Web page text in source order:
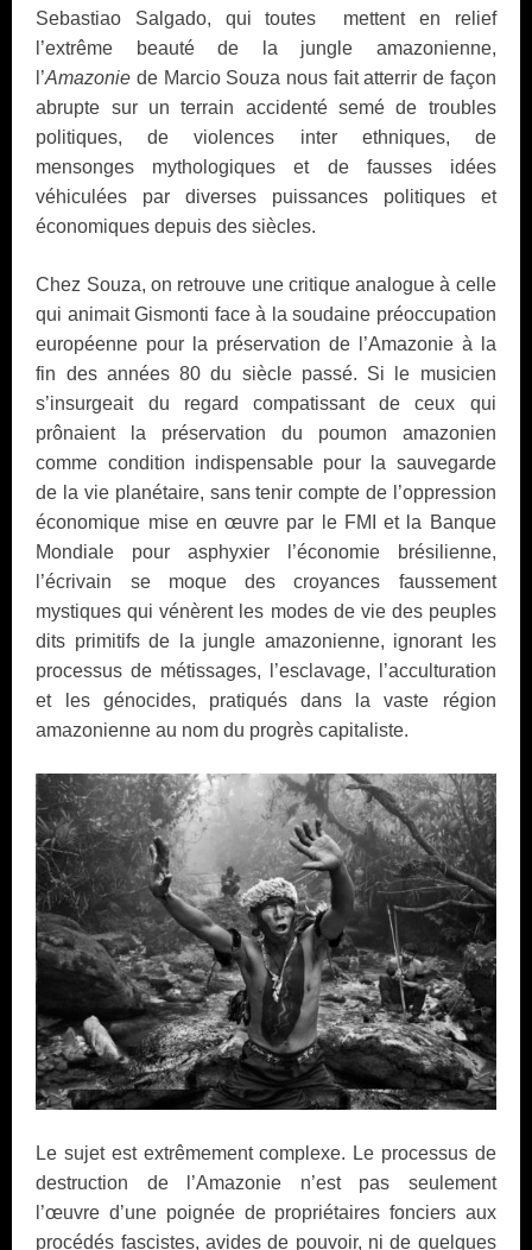
Sebastiao Salgado, qui toutes
mettent en relief
l’extrême beauté de la jungle amazonienne,
l’Amazoniede Marcio Souza nous fait atterrir de façon
abrupte sur un terrain accidenté semé de troubles
politiques, de violences inter ethniques, de
mensonges mythologiques et de fausses idées
véhiculées par diverses puissances politiques et
économiques depuis des siècles.
Chez Souza, on retrouve une critique analogue à celle
qui animait Gismonti face à la soudaine préoccupation
européenne pour la préservation de l’Amazonie à la
fin des années 80 du siècle passé. Si le musicien
s’insurgeait du regard compatissant de ceux qui
prônaient la préservation du poumon amazonien
comme condition indispensable pour la sauvegarde
de la vie planétaire, sans tenir compte de l’oppression
économique mise en œuvre par le FMI et la Banque
Mondiale pour asphyxier l’économie brésilienne,
l’écrivain se moque des croyances faussement
mystiques qui vénèrent les modes de vie des peuples
dits primitifs de la jungle amazonienne, ignorant les
processus de métissages, l’esclavage, l’acculturation
et les génocides, pratiqués dans la vaste région
amazonienne au nom du progrès capitaliste.
Le sujet est extrêmement complexe. Le processus de
destruction de l’Amazonie n’est pas seulement
l’œuvre d’une poignée de propriétaires fonciers aux
procédés fascistes, avides de pouvoir, ni de quelques